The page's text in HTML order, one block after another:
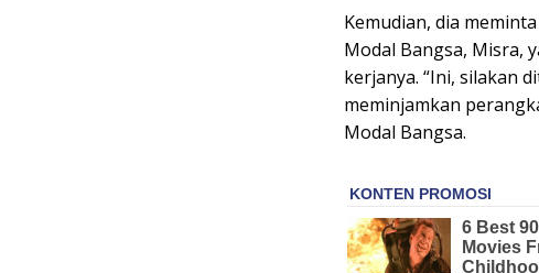
Kemudian, dia
Modal Bangsa, Misra,
kerjanya. “Ini, silakan
meminjamkan
Modal Bangsa.